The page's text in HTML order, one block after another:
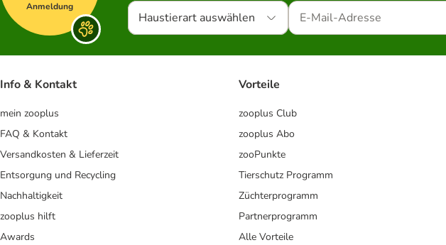
Anmeldung
Haustierart auswählen
Info & Kontakt
mein zooplus
FAQ & Kontakt
Versandkosten & Lieferzeit
Entsorgung und Recycling
Nachhaltigkeit
zooplus hilft
Awards
Vorteile
zooplus Club
zooplus Abo
zooPunkte
Tierschutz Programm
Züchterprogramm
Partnerprogramm
Alle Vorteile